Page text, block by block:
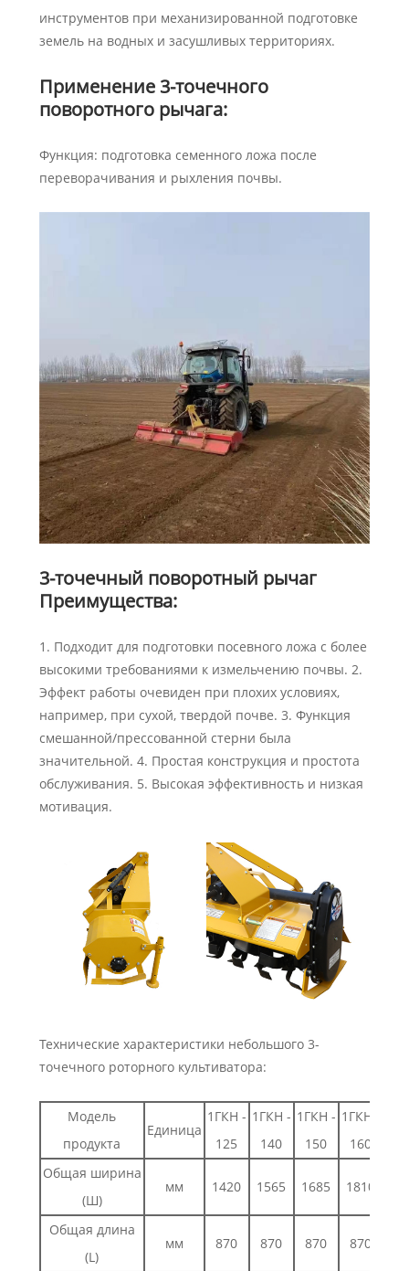
инструментов при механизированной подготовке
земель на водных и засушливых территориях.
Применение 3-точечного
поворотного рычага:
Функция: подготовка семенного ложа после
переворачивания и рыхления почвы.
3-точечный поворотный рычаг
Преимущества:
1. Подходит для подготовки посевного ложа с более
высокими требованиями к измельчению почвы. 2.
Эффект работы очевиден при плохих условиях,
например, при сухой, твердой почве. 3. Функция
смешанной/прессованной стерни была
значительной. 4. Простая конструкция и простота
обслуживания. 5. Высокая эффективность и низкая
мотивация.
Технические характеристики небольшого 3-
точечного роторного культиватора:
Модель
продукта
Единица
1ГКН -
125
1ГКН -
140
1ГКН -
150
1ГКН -
160
Общая ширина
(Ш)
мм 1420 1565 1685 1810
Общая длина
(L)
мм 870 870 870 870